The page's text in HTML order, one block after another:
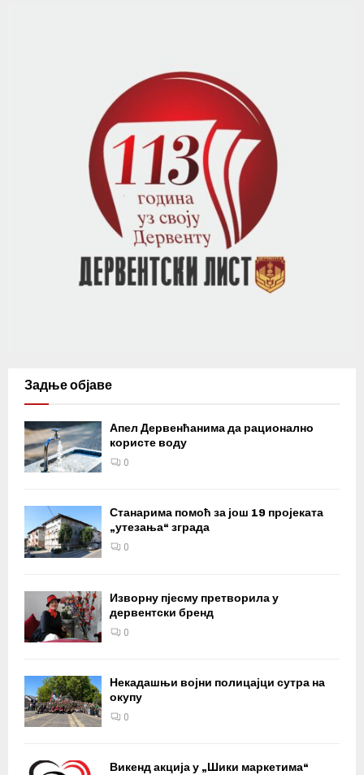
Задње објаве
Апел Дервенћанима да рационално
користе воду
0
Станарима помоћ за још 19 пројеката
„утезања“ зграда
0
Изворну пјесму претворила у
дервентски бренд
0
Некадашњи војни полицајци сутра на
окупу
0
Викенд акција у „Шики маркетима“